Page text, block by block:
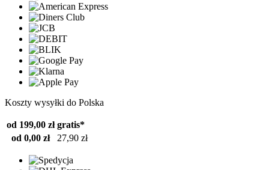
Koszty wysyłki do Polska
od 199,00 zł gratis*
od 0,00 zł
27,90 zł